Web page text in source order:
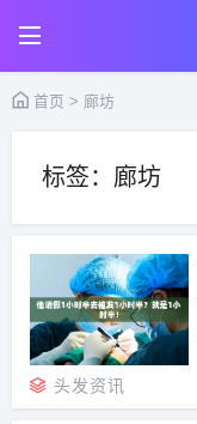
首页 > 廊坊
标签：廊坊
头发资讯